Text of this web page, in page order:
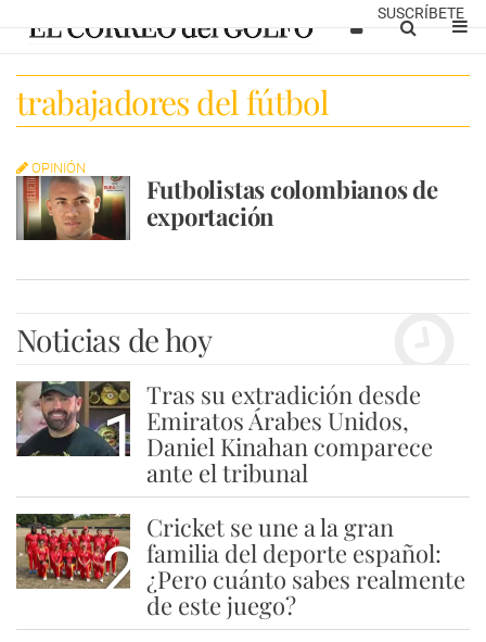
SUSCRÍBETE
trabajadores del fútbol
OPINIÓN
Futbolistas colombianos de
exportación
Noticias de hoy
1
Tras su extradición desde
Emiratos Árabes Unidos,
Daniel Kinahan comparece
ante el tribunal
2
Cricket se une a la gran
familia del deporte español:
¿Pero cuánto sabes realmente
de este juego?